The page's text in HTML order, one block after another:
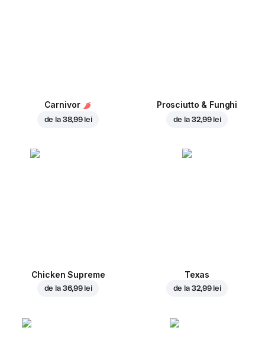
Carnivor
de la 38,99 lei
Prosciutto & Funghi
de la 32,99 lei
Chicken Supreme
de la 36,99 lei
Texas
de la 32,99 lei